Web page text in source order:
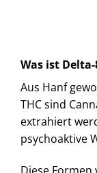
Was ist Delta-
Aus Hanf
THC sind
extrahiert
psychoaktive
Diese Formen